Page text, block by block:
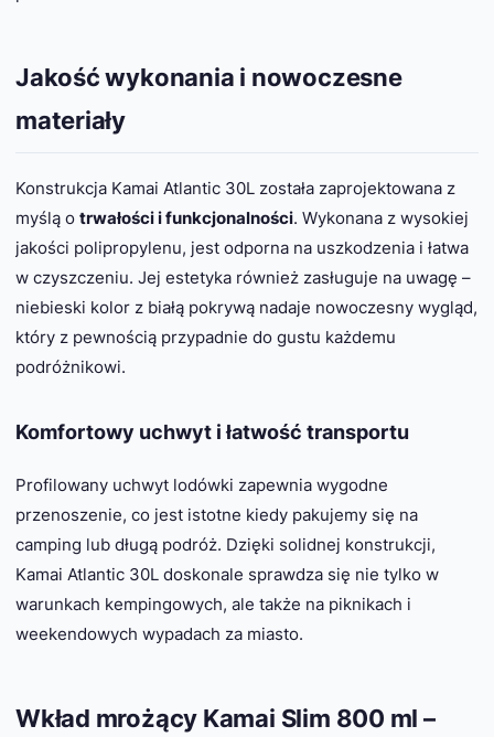
Jakość wykonania i nowoczesne
materiały
Konstrukcja Kamai Atlantic 30L została zaprojektowana z
myślą o trwałości i funkcjonalności. Wykonana z wysokiej
jakości polipropylenu, jest odporna na uszkodzenia i łatwa
w czyszczeniu. Jej estetyka również zasługuje na uwagę –
niebieski kolor z białą pokrywą nadaje nowoczesny wygląd,
który z pewnością przypadnie do gustu każdemu
podróżnikowi.
Komfortowy uchwyt i łatwość transportu
Profilowany uchwyt lodówki zapewnia wygodne
przenoszenie, co jest istotne kiedy pakujemy się na
camping lub długą podróż. Dzięki solidnej konstrukcji,
Kamai Atlantic 30L doskonale sprawdza się nie tylko w
warunkach kempingowych, ale także na piknikach i
weekendowych wypadach za miasto.
Wkład mrożący Kamai Slim 800 ml –